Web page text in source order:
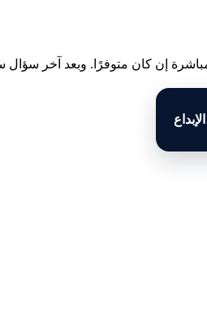
إن كان متوفرًا. وبعد آخر سؤال